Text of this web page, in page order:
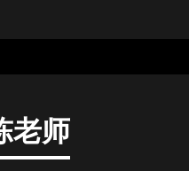
老师